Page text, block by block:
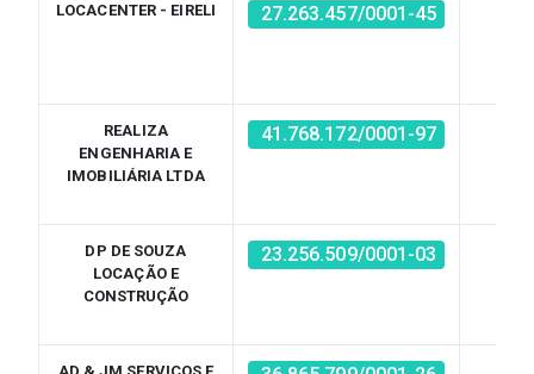
LOCACENTER - EIRELI 27.263.457/0001-45
REALIZA
ENGENHARIA E
IMOBILIÁRIA LTDA
41.768.172/0001-97
DP DE SOUZA
LOCAÇÃO E
CONSTRUÇÃO
23.256.509/0001-03